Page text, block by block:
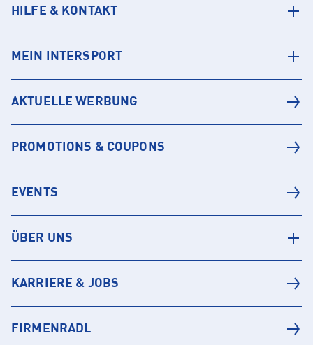
HILFE & KONTAKT
MEIN INTERSPORT
AKTUELLE WERBUNG
PROMOTIONS & COUPONS
EVENTS
ÜBER UNS
KARRIERE & JOBS
FIRMENRADL